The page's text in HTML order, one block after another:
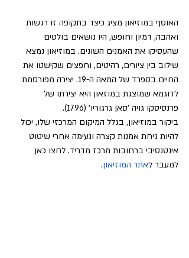
האוסף במוזיאון מציג כיצד בתקופה זו רגשות
ואהבה, דמיון וחופש, היו נושאים בולטים
שהעסיקו את האמנים השונים. במוזיאון נמצא
שילוב בין ציורים, רהיטים, וחפצים שקישטו את
החיים בספרד של המאה ה-19. יצירה מפורסמת
לדוגמא שמוצגת במוזאון היא יצירתו של
פרנסיסקו גויה 'סאן גרגוריו' (1796).
ביקור במוזיאון, בגלל המיקום המרכזי שלו, יכול
להיות גיחת אמנות קצרה ונעימה אחרי שיטוט
אינטנסיבי ברחובות מרכז מדריד. לחצו כאן
למעבר לאתר המוזיאון.